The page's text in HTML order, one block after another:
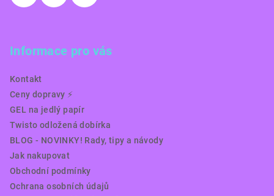
Informace pro vás
Kontakt
Ceny dopravy ⚡️
GEL na jedlý papír
Twisto odložená dobírka
BLOG - NOVINKY! Rady, tipy a návody
Jak nakupovat
Obchodní podmínky
Ochrana osobních údajů